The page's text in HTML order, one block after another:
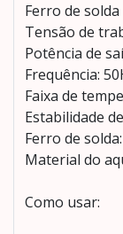
Ferro de solda
Tensão de
Potência de
Frequência:
Faixa de
Estabilidade
Ferro de
Material do
Como usar: